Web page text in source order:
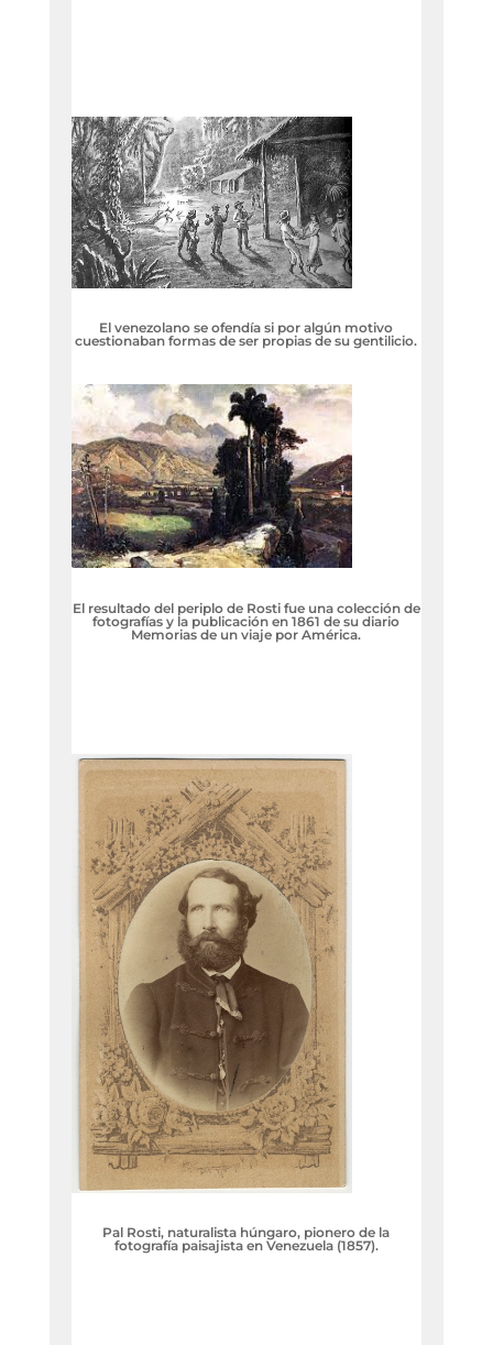
El venezolano se ofendía si por algún motivo
cuestionaban formas de ser propias de su gentilicio.
El resultado del periplo de Rosti fue una colección de
fotografías y la publicación en 1861 de su diario
Memorias de un viaje por América.
Pal Rosti, naturalista húngaro, pionero de la
fotografía paisajista en Venezuela (1857).